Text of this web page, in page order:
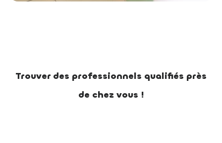
Trouver des professionnels qualifiés près
de chez vous !